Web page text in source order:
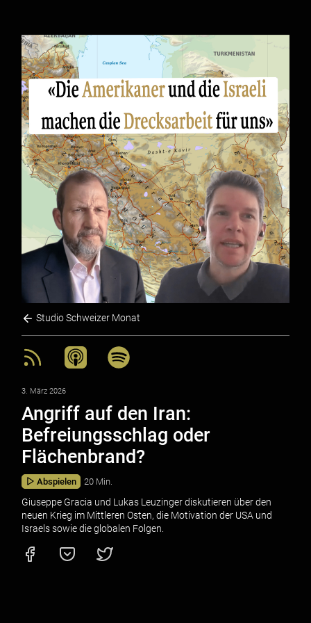
Studio Schweizer Monat
3. März 2026
Angriff auf den Iran:
Befreiungsschlag oder
Flächenbrand?
Abspielen 20 Min.
Giuseppe Gracia und Lukas Leuzinger diskutieren über den
neuen Krieg im Mittleren Osten, die Motivation der USA und
Israels sowie die globalen Folgen.